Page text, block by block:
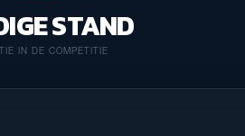
STAND
IN DE COMPETITIE